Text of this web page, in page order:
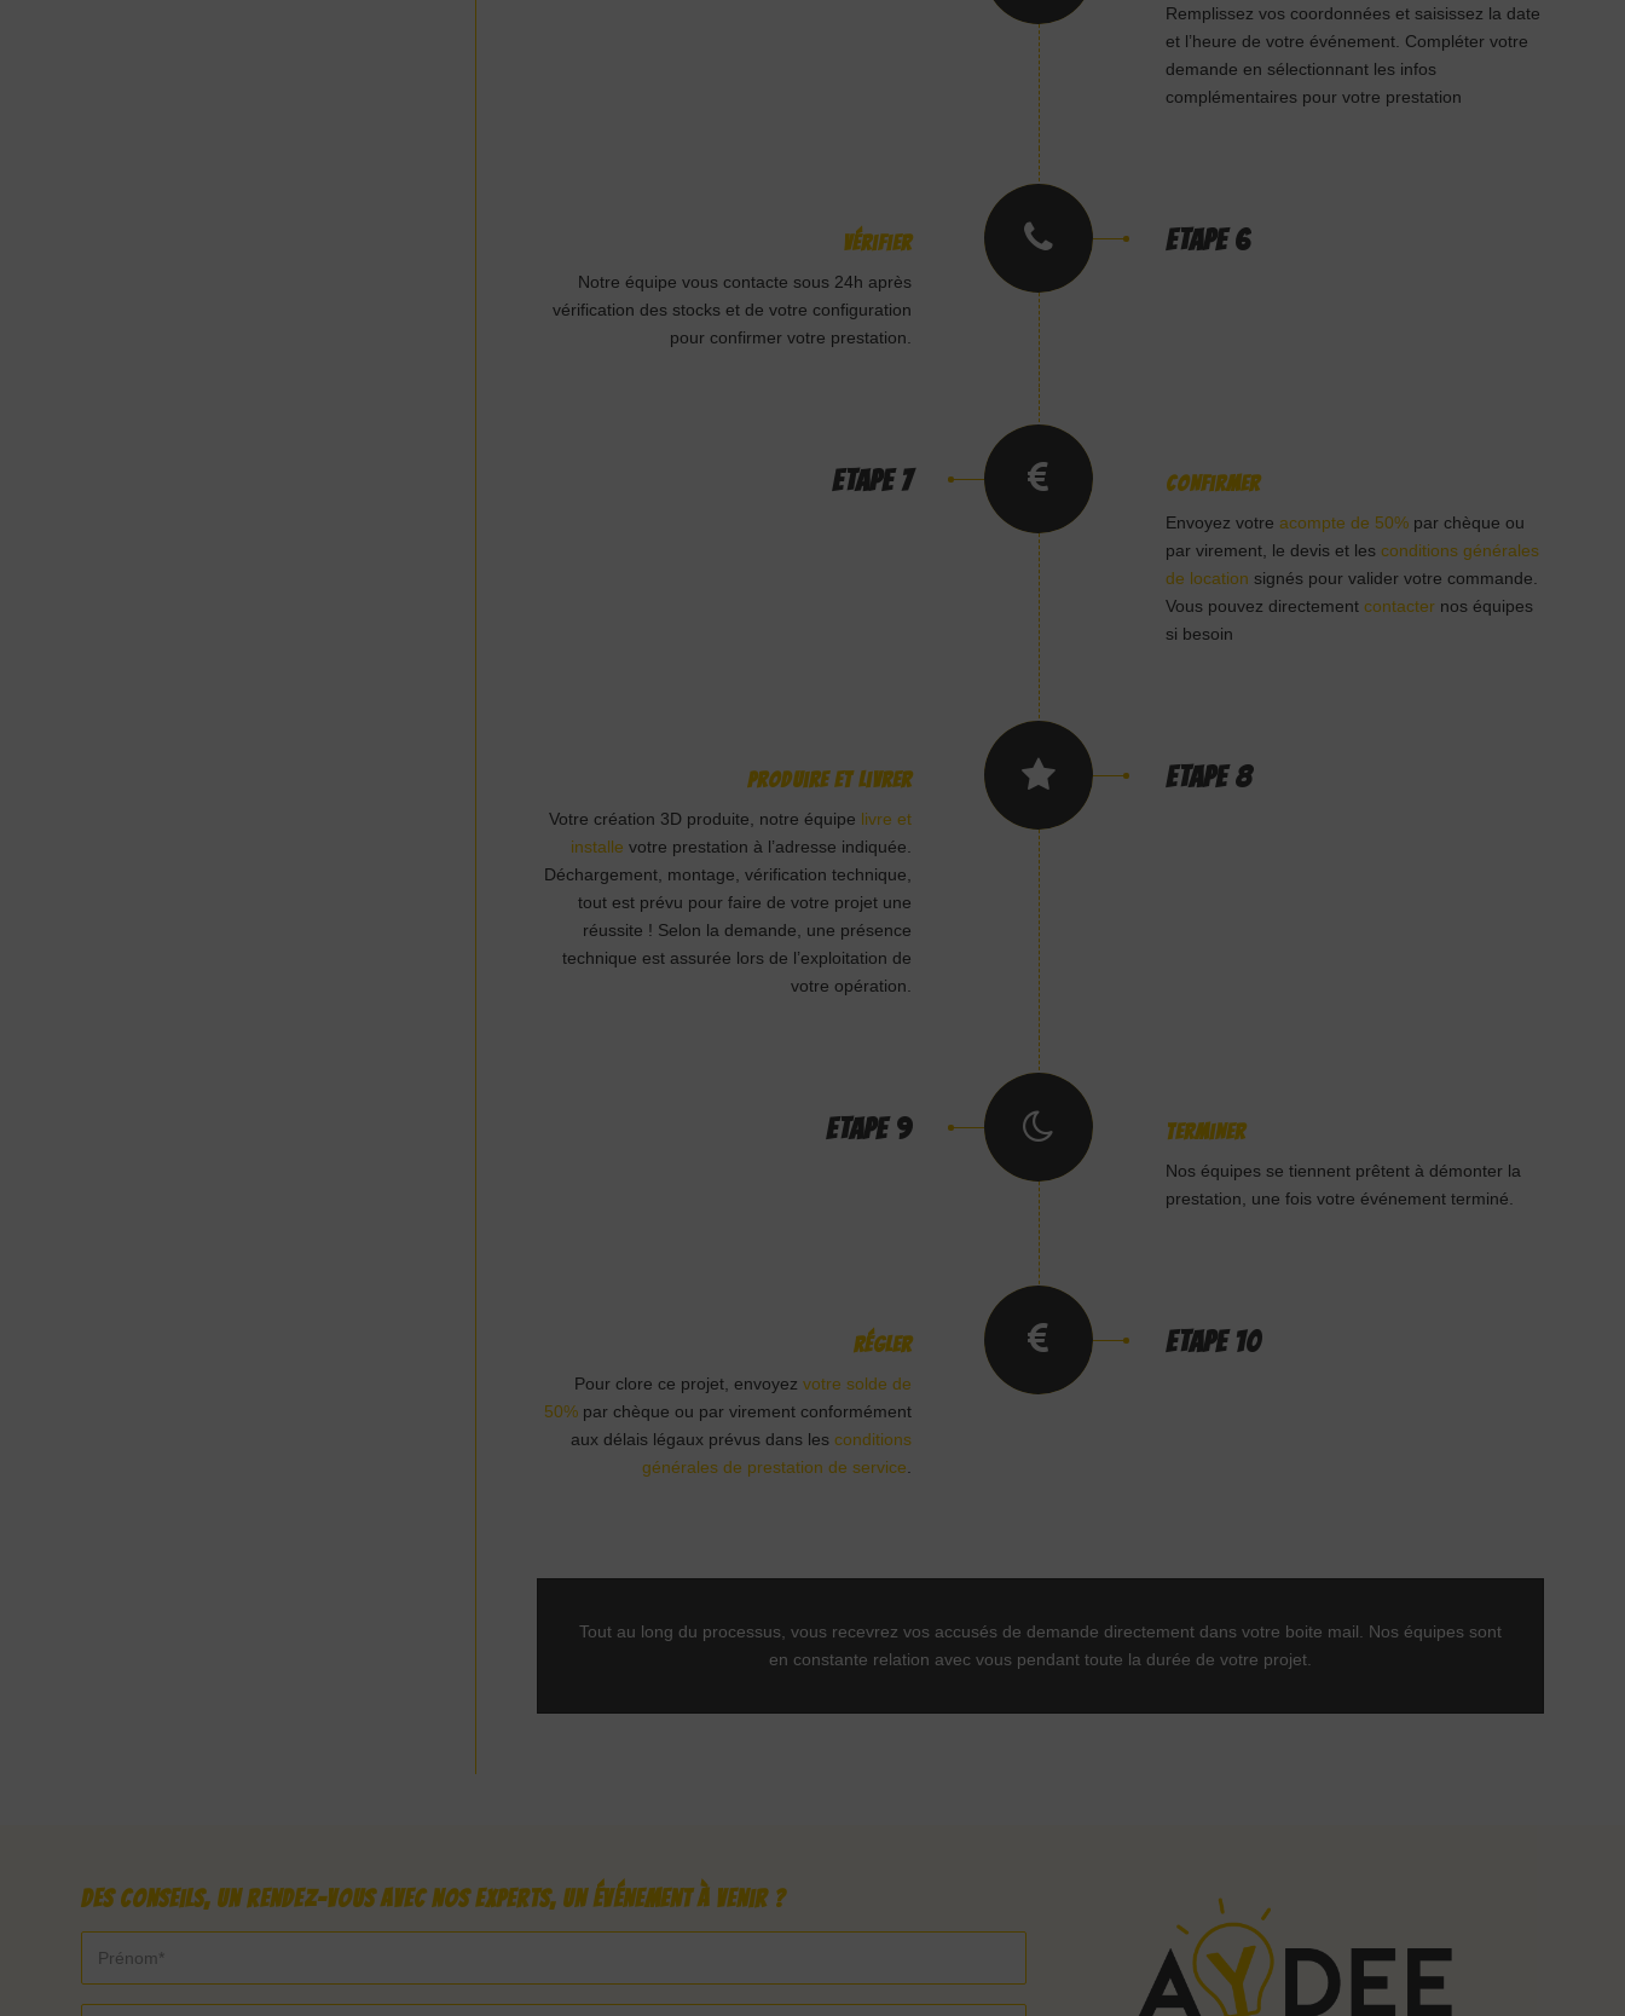
Remplissez vos coordonnées et saisissez la date
et l’heure de votre événement. Compléter votre
demande en sélectionnant les infos
complémentaires pour votre prestation
Vérifier
Notre équipe vous contacte sous 24h après
vérification des stocks et de votre configuration
pour confirmer votre prestation.
ETAPE 6
ETAPE 7 Confirmer
Envoyez votre acompte de 50%par chèque ou
par virement, le devis et les conditions générales
de location signés pour valider votre commande.
Vous pouvez directement contacternos équipes
si besoin
Produire et livrer
Votre création 3D produite, notre équipe livre et
installe votre prestation à l’adresse indiquée.
Déchargement, montage, vérification technique,
tout est prévu pour faire de votre projet une
réussite ! Selon la demande, une présence
technique est assurée lors de l’exploitation de
votre opération.
ETAPE 8
ETAPE 9 Terminer
Nos équipes se tiennent prêtent à démonter la
prestation, une fois votre événement terminé.
Régler
Pour clore ce projet, envoyez votre solde de
50%par chèque ou par virement conformément
aux délais légaux prévus dans les conditions
générales de prestation de service
ETAPE 10
Tout au long du processus, vous recevrez vos accusés de demande directement dans votre boite mail. Nos équipes sont
en constante relation avec vous pendant toute la durée de votre projet.
Des conseils, un rendez-vous avec nos experts, un événement à venir ?